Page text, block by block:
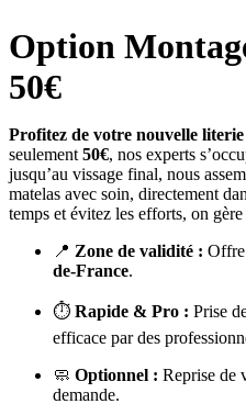
Option
50€
Profitez de votre nouvelle
seulement50€, nos experts
jusqu’au vissage final, nous
matelas avec soin, directement
temps et évitez les efforts, on
📍 Zone de validité :
de-France.
⏱️ Rapide & Pro : Prise
efficace par des
🧼 Optionnel : Reprise de
demande.